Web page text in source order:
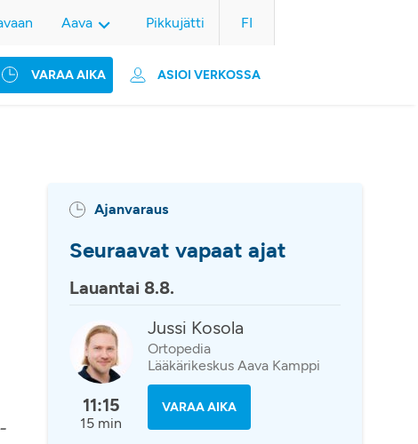
VARAA AIKA ASIOI VERKOSSA
Aava Pikkujätti FI
Ajanvaraus
Seuraavat vapaat ajat
Lauantai 8.8.
11:15
15 min
Jussi Kosola
Ortopedia
Lääkärikeskus Aava Kamppi
VARAA AIKA